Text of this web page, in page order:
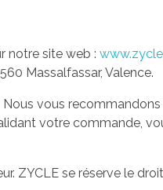
notre site web :
Massalfassar, Valence.
vous
votre commande,
ZYCLE se réserve le